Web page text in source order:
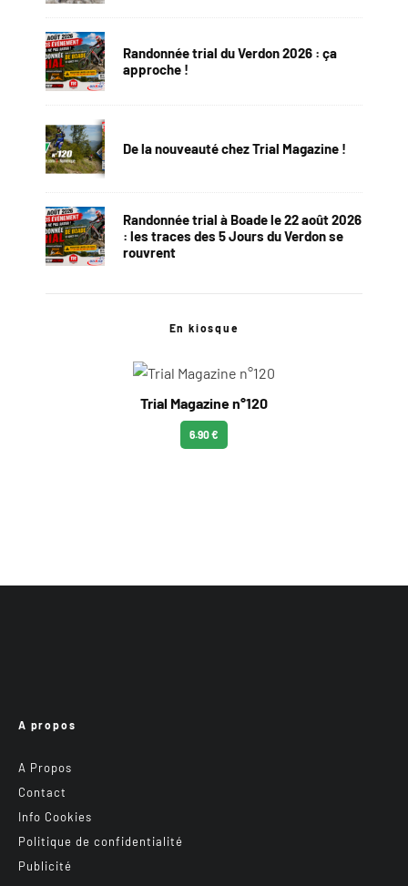
Randonnée trial du Verdon 2026 : ça
approche !
De la nouveauté chez Trial Magazine !
Randonnée trial à Boade le 22 août 2026
: les traces des 5 Jours du Verdon se
rouvrent
En kiosque
Trial Magazine n°120
6.90 €
A propos
A Propos
Contact
Info Cookies
Politique de confidentialité
Publicité